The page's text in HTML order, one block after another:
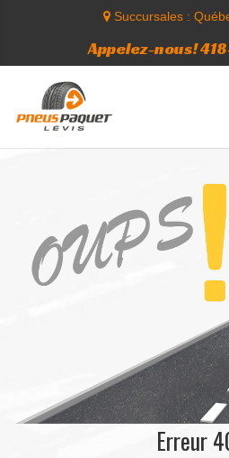
Succursales :
Appelez-nous!
Erreur